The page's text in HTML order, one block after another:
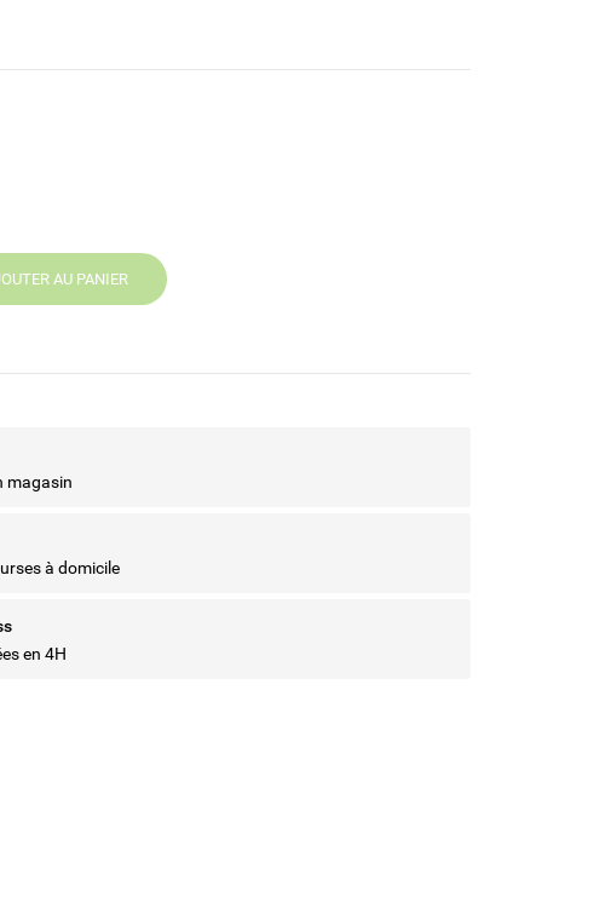
AU PANIER
magasin
à domicile
en 4H